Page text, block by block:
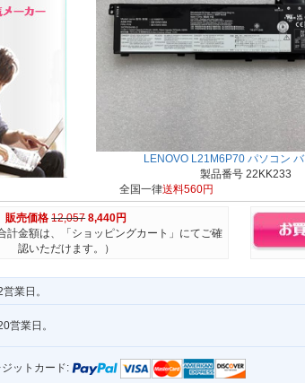
LENOVO L21M6P70 パソコン
製品番号 22KK233
全国一律送料560円
販売価格 12,057 8,440円
計金額は、「ショッピングカート」にてご確
認いただけます。）
業日。
営業日。
ジットカード: